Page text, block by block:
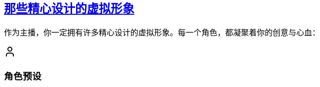
那些精心设计的虚拟形象
作为主播，你一定拥有许多精心设计的虚拟形象。每一个角色，都凝聚着你的创意与心血：
角色预设